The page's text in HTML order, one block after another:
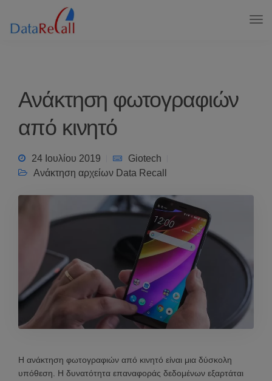
Ανάκτηση φωτογραφιών
από κινητό
24 Ιουλίου 2019
Giotech
Ανάκτηση αρχείων Data Recall
Η ανάκτηση φωτογραφιών από κινητό είναι μια δύσκολη
υπόθεση. Η δυνατότητα επαναφοράς δεδομένων εξαρτάται